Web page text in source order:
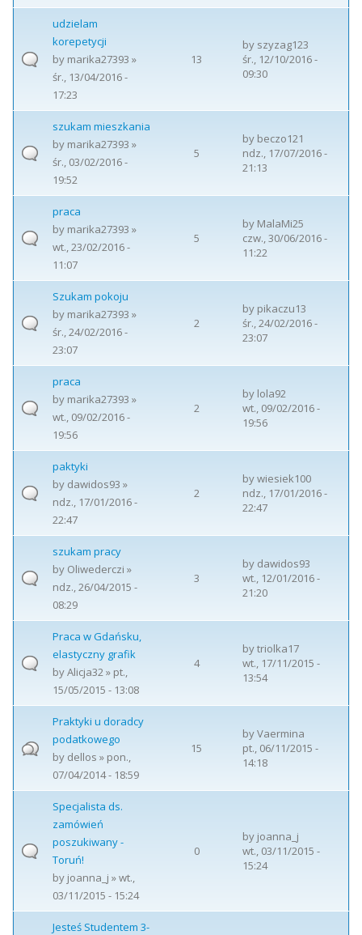
udzielam
korepetycji
by marika27393 »
śr., 13/04/2016 -
17:23
13
by szyzag123
śr., 12/10/2016 -
09:30
szukam mieszkania
by marika27393 »
śr., 03/02/2016 -
19:52
5
by beczo121
ndz., 17/07/2016 -
21:13
praca
by marika27393 »
wt., 23/02/2016 -
11:07
5
by MalaMi25
czw., 30/06/2016 -
11:22
Szukam pokoju
by marika27393 »
śr., 24/02/2016 -
23:07
2
by pikaczu13
śr., 24/02/2016 -
23:07
praca
by marika27393 »
wt., 09/02/2016 -
19:56
2
by lola92
wt., 09/02/2016 -
19:56
paktyki
by dawidos93 »
ndz., 17/01/2016 -
22:47
2
bywiesiek100
ndz., 17/01/2016 -
22:47
szukam pracy
by Oliwederczi »
ndz., 26/04/2015 -
08:29
3
by dawidos93
wt., 12/01/2016 -
21:20
Praca w Gdańsku,
elastyczny grafik
byAlicja32» pt.,
15/05/2015 - 13:08
4
bytriolka17
wt., 17/11/2015 -
13:54
Praktyki u doradcy
podatkowego
by dellos » pon.,
07/04/2014 - 18:59
15
byVaermina
pt., 06/11/2015 -
14:18
Specjalista ds.
zamówień
poszukiwany -
Toruń!
by joanna_j » wt.,
03/11/2015 - 15:24
0
by joanna_j
wt., 03/11/2015 -
15:24
Jesteś Studentem 3-